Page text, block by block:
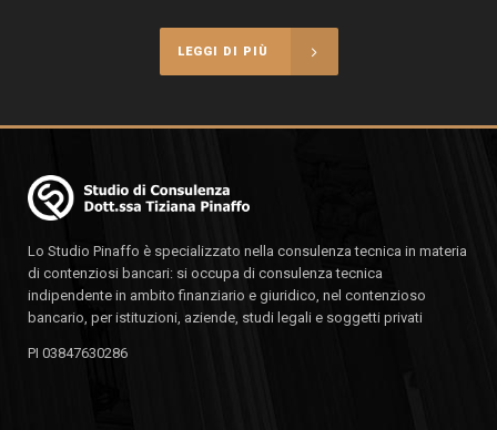
LEGGI DI PIÙ
Lo Studio Pinaffo è specializzato nella consulenza tecnica in materia
di contenziosi bancari: si occupa di consulenza tecnica
indipendente in ambito finanziario e giuridico, nel contenzioso
bancario, per istituzioni, aziende, studi legali e soggetti privati
PI 03847630286